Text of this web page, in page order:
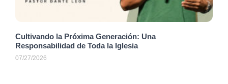
Cultivando la Próxima Generación: Una
Responsabilidad de Toda la Iglesia
07/27/2026